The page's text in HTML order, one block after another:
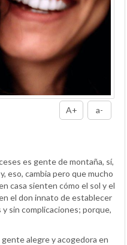
A+ a-
es gente de montaña, sí,
eso, cambia pero que mucho
casa sienten cómo el sol y el
el don innato de establecer
sin complicaciones; porque,
alegre y acogedora en